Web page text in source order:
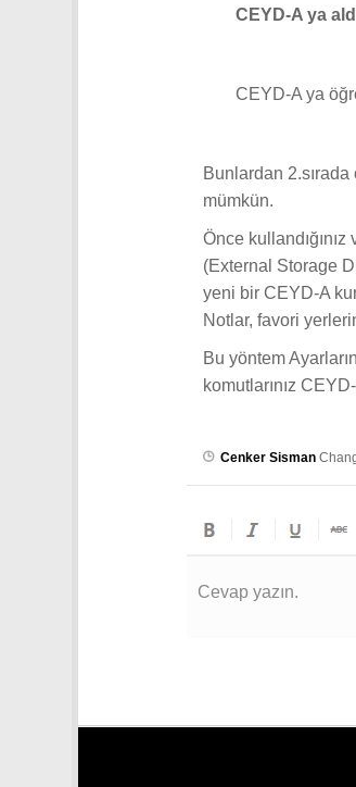
CEYD-A ya
CEYD-A ya
Bunlardan
mümkün.
Önce
(External Storage
yeni bir CEYD-A
Notlar, favori
Bu yöntem
komutlarınız
Cenker Sisman
Cevap yazın.